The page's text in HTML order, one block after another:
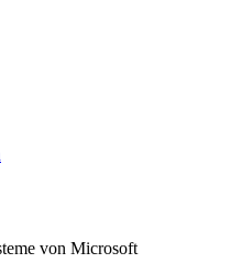
von Microsoft